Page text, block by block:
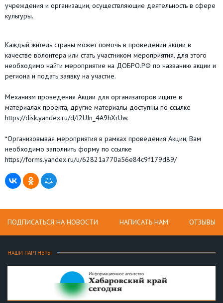
учреждения и организации, осуществляющие деятельность в сфере
культуры.
Каждый житель страны может помочь в проведении акции в
качестве волонтера или стать участником мероприятия, для этого
необходимо найти мероприятие на ДОБРО.РФ по названию акции и
региона и подать заявку на участие.
Механизм проведения Акции для организаторов ищите в
материалах проекта, другие материалы доступны по ссылке
https://disk.yandex.ru/d/J2UJn_4A9hXrUw.
*Организовывая мероприятия в рамках проведения Акции, Вам
необходимо заполнить форму по ссылке
https://forms.yandex.ru/u/62821a770a56e84c9f179d89/
ПОДПИСАТЬСЯ НА НОВОСТИ НАПИСАТЬ НАМ ОТЗЫВЫ
НАШИ ПАРТНЕРЫ